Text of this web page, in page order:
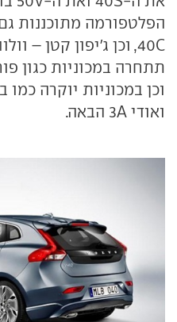
הפלטפורמה מתוכננות
C40, וכן ג'יפון קטן – וולוו
תתחרה במכוניות כגון
ואודי A3 הבאה.